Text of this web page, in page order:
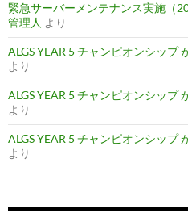
緊急サーバーメンテナンス実施（
管理人 より
ALGS YEAR 5 チャンピオンシップ
より
ALGS YEAR 5 チャンピオンシップ
より
ALGS YEAR 5 チャンピオンシップ
より